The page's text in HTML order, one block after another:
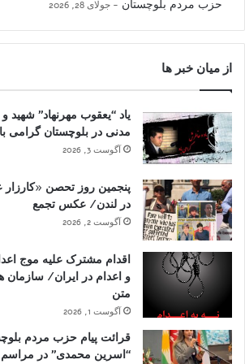
حزب مردم بلوچستان
جولای 28, 2026
از میان خبر ها
یاد “یعقوب مهرنهاد” شهید
مدنی در بلوچستان گرامی
آگوست 3, 2026
پنجمین روز تحصن «کارزار
در لندن/ عکس تجمع
آگوست 2, 2026
اقدام مشترک علیه موج
و اعدام در ایران/ سازمان
متن
آگوست 1, 2026
قرائت پیام حزب مردم
“اسرین محمدی” در مراسم